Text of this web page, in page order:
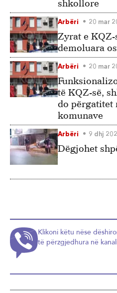
shkollore
Arbëri 20 mar
Zyrat e
demoluara
Arbëri 20 mar
të KQZ-së,
do përgatitet
komunave
Arbëri 9 dhj
Dëgjohet
Klikoni këtu nëse
të përzgjedhura në